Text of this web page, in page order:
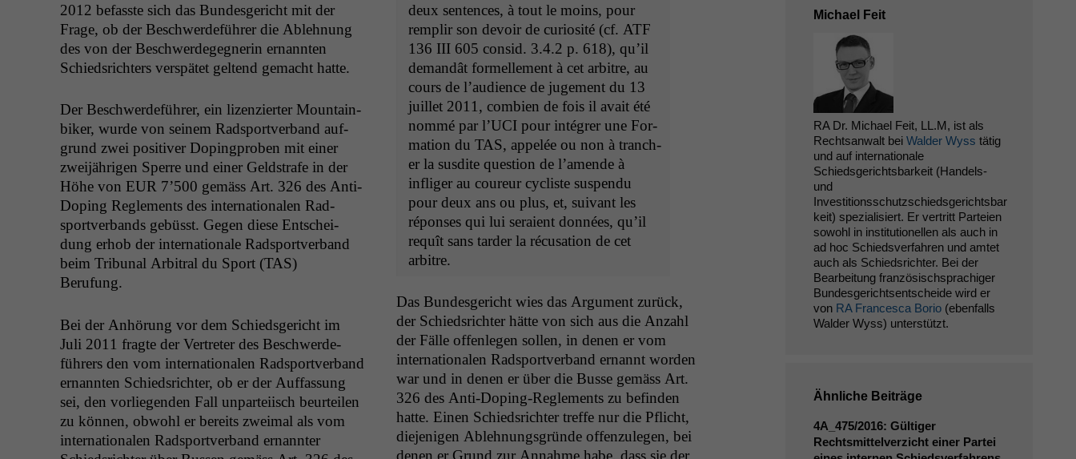
2012 befasste sich das Bun­des­gericht mit der
Frage, ob der Beschw­erde­führer die Ablehnung
des von der Beschw­erdegeg­ner­in ernan­nten
Schied­srichters ver­spätet gel­tend gemacht hatte.
Der Beschw­erde­führer, ein lizen­ziert­er Moun­tain­
bik­er, wurde von seinem Rad­sportver­band auf­
grund zwei pos­i­tiv­er Dop­ing­proben mit ein­er
zwei­jähri­gen Sperre und ein­er Geld­strafe in der
Höhe von EUR 7’500 gemäss Art. 326 des Anti-
Dop­ing Regle­ments des inter­na­tionalen Rad­
sportver­bands gebüsst. Gegen diese Entschei­
dung erhob der inter­na­tionale Rad­sportver­band
beim Tri­bunal Arbi­tral du Sport (TAS)
Berufung.
Bei der Anhörung vor dem Schieds­gericht im
Juli 2011 fragte der Vertreter des Beschw­erde­
führers den vom inter­na­tionalen Rad­sportver­band
ernan­nten Schied­srichter, ob er der Auf­fas­sung
sei, den vor­liegen­den Fall unpartei­isch beurteilen
zu kön­nen, obwohl er bere­its zweimal als vom
inter­na­tionalen Rad­sportver­band ernan­nter
deux sen­tences, à tout le moins, pour
rem­plir son devoir de curiosité (cf. ATF
136 III605 con­sid. 3.4.2 p. 618), qu’il
demandât formelle­ment à cet arbi­tre, au
cours de l’au­di­ence de juge­ment du 13
juil­let 2011, com­bi­en de fois il avait été
nom­mé par l’U­CI pour inté­gr­er une For­
ma­tion du TAS, appelée ou non à tranch­
er la sus­dite ques­tion de l’a­mende à
infliger au coureur cycliste sus­pendu
pour deux ans ou plus, et, suiv­ant les
répons­es qui lui seraient don­nées, qu’il
requît sans tarder la récu­sa­tion de cet
arbitre.
Das Bun­des­gericht wies das Argu­ment zurück,
der Schied­srichter hätte von sich aus die Anzahl
der Fälle offen­le­gen sollen, in denen er vom
inter­na­tionalen Rad­sportver­band ernan­nt wor­den
war und in denen er über die Busse gemäss Art.
326 des Anti-Dop­ing-Regle­ments zu befind­en
hat­te. Einen Schied­srichter tre­ffe nur die Pflicht,
diejeni­gen Ablehnungs­gründe offen­zule­gen, bei
denen er Grund zur Annahme habe, dass sie der
Michael Feit
RA Dr. Michael Feit, LL.M, ist als
Rechtsanwalt bei Walder Wyss tätig
und auf internationale
Schiedsgerichtsbarkeit (Handels-
und
Investitionsschutzschiedsgerichtsbar
keit) spezialisiert. Er vertritt Parteien
sowohl in institutionellen als auch in
ad hoc Schiedsverfahren und amtet
auch als Schiedsrichter. Bei der
Bearbeitung französischsprachiger
Bundesgerichtsentscheide wird er
von RA Francesca Borio(ebenfalls
Walder Wyss) unterstützt.
Ähnliche Beiträge
4A_475/2016: Gültiger
Rechtsmittelverzicht einer Partei